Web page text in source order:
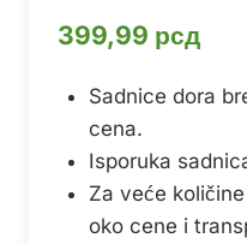
399,99 рсд
Sadnice dora
cena.
Isporuka
Za veće
oko cene i